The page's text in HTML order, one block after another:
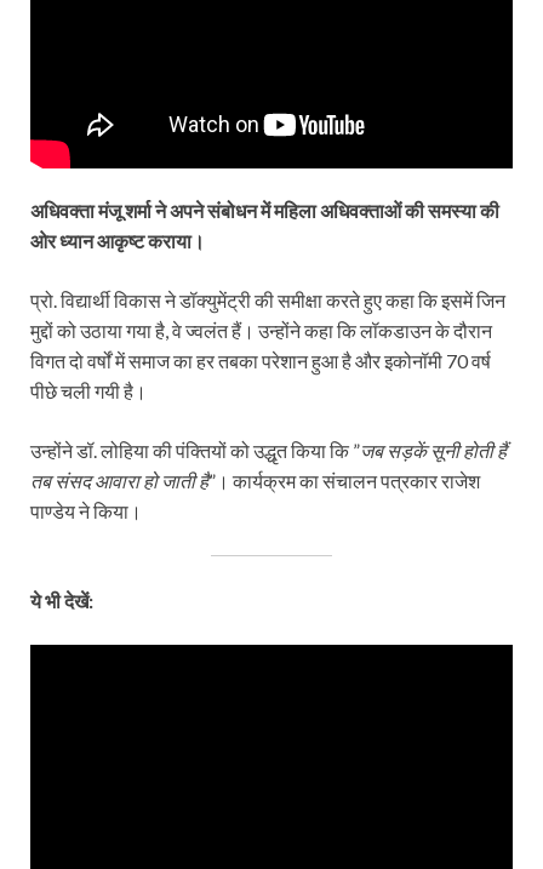
अधिवक्ता मंजू शर्मा ने अपने संबोधन में महिला अधिवक्ताओं की समस्या की
ओर ध्यान आकृष्ट कराया।
प्रो. विद्यार्थी विकास ने डॉक्युमेंट्री की समीक्षा करते हुए कहा कि इसमें जिन
मुद्दों को उठाया गया है, वे ज्वलंत हैं। उन्‍होंने कहा कि लॉकडाउन के दौरान
विगत दो वर्षों में समाज का हर तबका परेशान हुआ है और इकोनॉमी 70 वर्ष
पीछे चली गयी है।
उन्होंने डॉ. लोहिया की पंक्तियों को उद्धृत किया कि ”जब सड़कें सूनी होती हैं
तब संसद आवारा हो जाती है”। कार्यक्रम का संचालन पत्रकार राजेश
पाण्डेय ने किया।
ये भी देखें: